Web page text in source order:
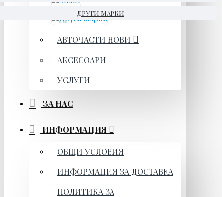
ДРУГИ МАРКИ
АВТОЧАСТИ НОВИ
АКСЕСОАРИ
УСЛУГИ
ЗА НАС
ИНФОРМАЦИЯ
ОБЩИ УСЛОВИЯ
ИНФОРМАЦИЯ ЗА ДОСТАВКА
ПОЛИТИКА ЗА